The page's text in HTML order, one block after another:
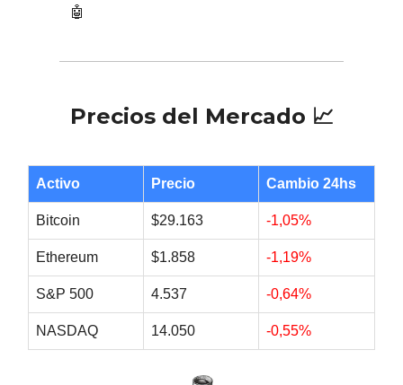
🤖
Precios del Mercado 📈
Activo Precio Cambio 24hs
Bitcoin $29.163 -1,05%
Ethereum $1.858 -1,19%
S&P 500 4.537 -0,64%
NASDAQ 14.050 -0,55%